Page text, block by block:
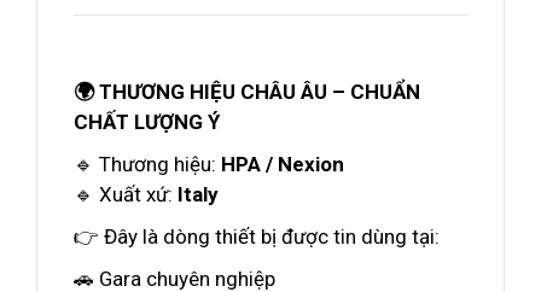
🌍 THƯƠNG HIỆU CHÂU ÂU – CHUẨN
CHẤT LƯỢNG Ý
🔹 Thương hiệu: HPA / Nexion
🔹 Xuất xứ: Italy
👉 Đây là dòng thiết bị được tin dùng tại:
🚗 Gara chuyên nghiệp